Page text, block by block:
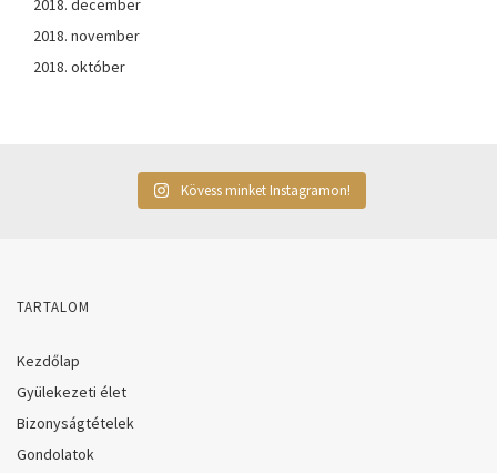
2018. december
2018. november
2018. október
Kövess minket Instagramon!
TARTALOM
Kezdőlap
Gyülekezeti élet
Bizonyságtételek
Gondolatok